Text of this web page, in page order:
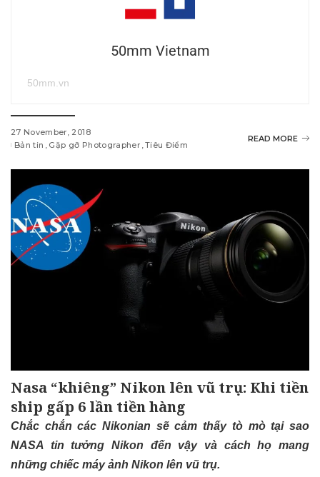
50mm Vietnam
50mm.vn
27 November, 2018
Bản tin
Gặp gỡ Photographer Tiêu Điểm
READ MORE
Nasa “khiêng” Nikon lên vũ trụ: Khi tiền
ship gấp 6 lần tiền hàng
Chắc chắn các Nikonian sẽ cảm thấy tò mò tại sao
NASA tin tưởng Nikon đến vậy và cách họ mang
những chiếc máy ảnh Nikon lên vũ trụ.